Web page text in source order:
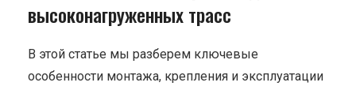
высоконагруженных трасс
В этой статье мы разберем ключевые
особенности монтажа, крепления и эксплуатации